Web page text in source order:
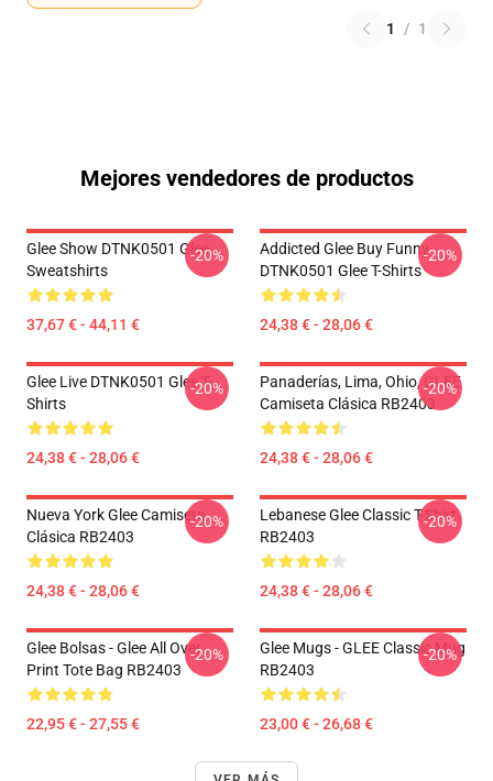
1 / 1
Mejores vendedores de productos
Glee Show DTNK0501 Glee
Sweatshirts
37,67 € - 44,11 €
-20%
Addicted Glee Buy Funny
DTNK0501 Glee T-Shirts
24,38 € - 28,06 €
-20%
Glee Live DTNK0501 Glee T-
Shirts
24,38 € - 28,06 €
-20%
Panaderías, Lima, Ohio, GLEE
Camiseta Clásica RB2403
24,38 € - 28,06 €
-20%
Nueva York Glee Camiseta
Clásica RB2403
24,38 € - 28,06 €
-20%
Lebanese Glee Classic T-Shirt
RB2403
24,38 € - 28,06 €
-20%
Glee Bolsas - Glee All Over
Print Tote Bag RB2403
22,95 € - 27,55 €
-20%
Glee Mugs - GLEE Classic Mug
RB2403
23,00 € - 26,68 €
-20%